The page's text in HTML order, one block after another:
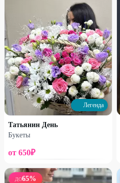
26%
Букет-микс французских роз
Легенда
Татьянин День
Букеты
от 650₽
ДО65%